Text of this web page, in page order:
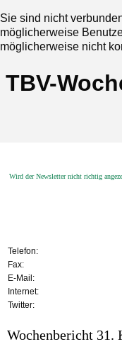
Sie sind nicht
möglicherweise
möglicherweise nicht
TBV-
Wird der Newsletter nicht richtig
Telefon:
Fax:
E-Mail:
Internet:
Twitter:
Wochenbericht 31.